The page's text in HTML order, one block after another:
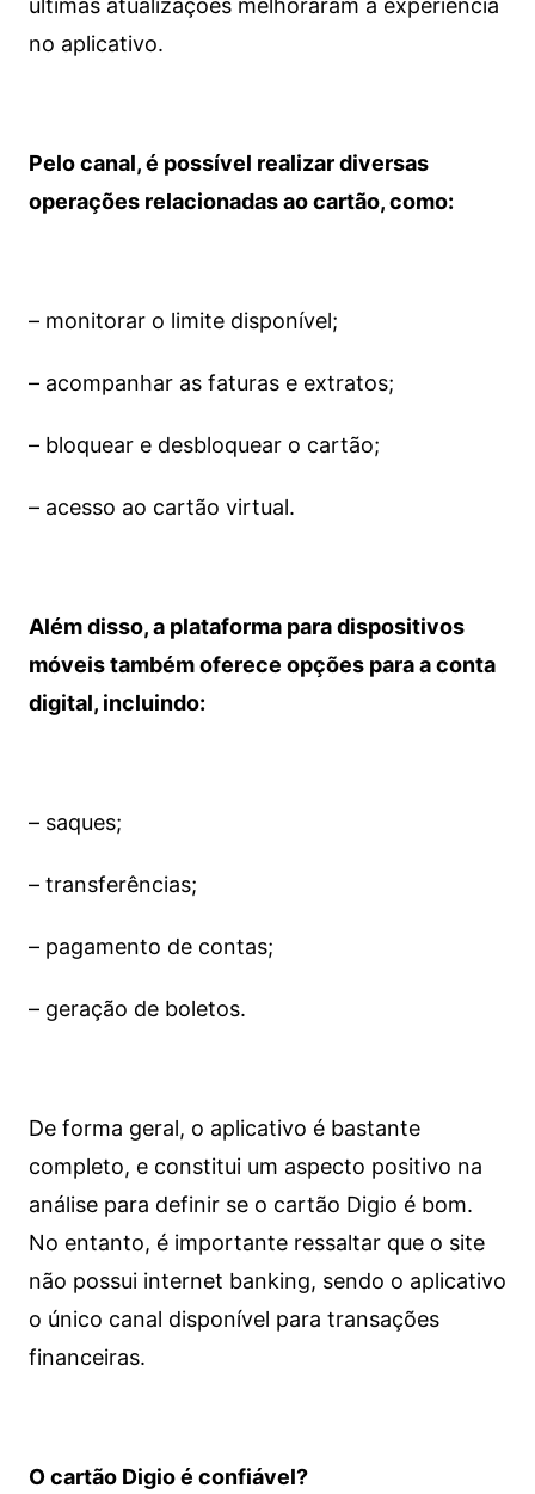
últimas atualizações melhoraram a experiência
no aplicativo.
Pelo canal, é possível realizar diversas
operações relacionadas ao cartão, como:
– monitorar o limite disponível;
– acompanhar as faturas e extratos;
– bloquear e desbloquear o cartão;
– acesso ao cartão virtual.
Além disso, a plataforma para dispositivos
móveis também oferece opções para a conta
digital, incluindo:
– saques;
– transferências;
– pagamento de contas;
– geração de boletos.
De forma geral, o aplicativo é bastante
completo, e constitui um aspecto positivo na
análise para definir se o cartão Digio é bom.
No entanto, é importante ressaltar que o site
não possui internet banking, sendo o aplicativo
o único canal disponível para transações
financeiras.
O cartão Digio é confiável?